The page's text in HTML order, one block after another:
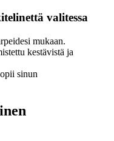
valitessa
mukaan.
kestävistä ja
sinun